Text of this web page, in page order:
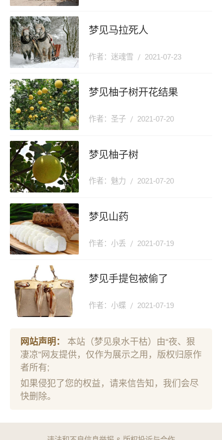
梦见马拉死人
作者：迷魂雪 2021-07-23
梦见柚子树开花结果
作者：圣子 2021-07-20
梦见柚子树
作者：魅力 2021-07-20
梦见山药
作者：小丢 2021-07-19
梦见手提包被偷了
作者：小蝶 2021-07-19
网站声明：
本站（梦见泉水干枯）由“夜、狠
凄凉”网友提供，仅作为展示之用，版权归原作
者所有;
如果侵犯了您的权益，请来信告知，我们会尽
快删除。